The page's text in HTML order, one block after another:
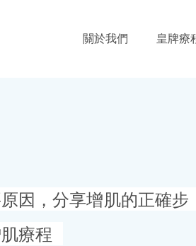
關於我們 皇牌療
因，分享增肌的正確步
療程